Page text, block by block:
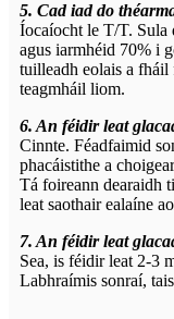
5. Cad iad do
Íocaíocht le T/T. Sula
agus iarmhéid 70% i
tuilleadh eolais a fháil
teagmháil liom.
6. An féidir leat
Cinnte. Féadfaimid
phacáistithe a
Tá foireann dearaidh
leat saothair ealaíne
7. An féidir leat
Sea, is féidir leat 2-3
Labhraímis sonraí,